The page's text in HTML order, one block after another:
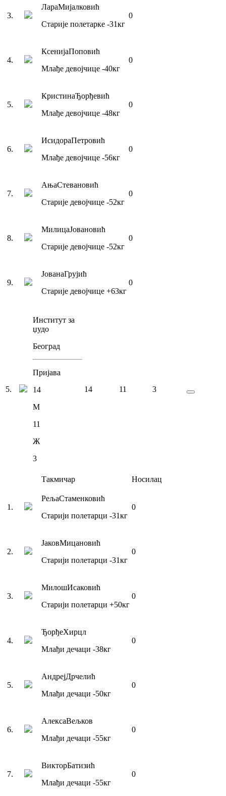
3.
ЛараМијалковић
Старије полетарке -31кг
0
4.
КсенијаПоповић
Млађе девојчице -40кг
0
5.
КристинаЂорђевић
Млађе девојчице -48кг
0
6.
ИсидораПетровић
Млађе девојчице -56кг
0
7.
АњаСтевановић
Старије девојчице -52кг
0
8.
МилицаЈовановић
Старије девојчице -52кг
0
9.
ЈованаГрујић
Старије девојчице +63кг
0
5.
Институт за
џудо
Београд
Пријава
14
М
11
Ж
3
14 11 3
Такмичар Носилац
1 .
РељаСтаменковић
Старији полетарци -31кг
0
2.
ЈаковМицановић
Старији полетарци -31кг
0
3.
МилошИсаковић
Старији полетарци +50кг
0
4.
ЂорђеХирцл
Млађи дечаци -38кг
0
5.
АндрејДрчелић
Млађи дечаци -50кг
0
6.
АлексаВељков
Млађи дечаци -55кг
0
7.
ВикторБатизић
Млађи дечаци -55кг
0